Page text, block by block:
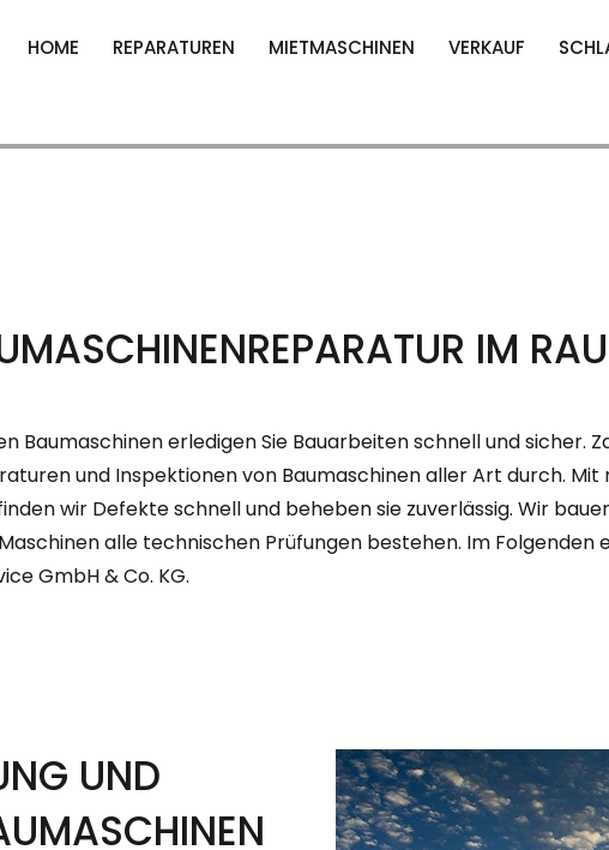
HOME REPARATUREN MIETMASCHINEN VERKAUF
IM
Baumaschinen erledigen Sie Bauarbeiten schnell und sicher.
und Inspektionen von Baumaschinen aller Art durch.
wir Defekte schnell und beheben sie zuverlässig. Wir
alle technischen Prüfungen bestehen. Im
GmbH & Co. KG.
UND